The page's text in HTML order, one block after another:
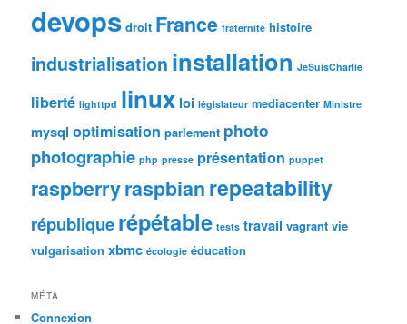
devops droit France fraternité histoire
industrialisation installation JeSuisCharlie
liberté lighttpd linux loi législateur mediacenter Ministre
mysql optimisation parlement photo
photographie php presse présentation puppet
raspberryraspbianrepeatability
républiquerépétable tests travail vagrant vie
vulgarisation xbmc écologie éducation
MÉTA
Connexion